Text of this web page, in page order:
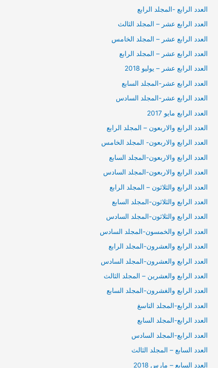
العدد الرابع -المجلد الرابع
العدد الرابع عشر – المجلد الثالث
العدد الرابع عشر – المجلد الخامس
العدد الرابع عشر – المجلد الرابع
العدد الرابع عشر – يوليو 2018
العدد الرابع عشر-المجلد السابع
العدد الرابع عشر-المجلد السادس
العدد الرابع مايو 2017
العدد الرابع والاربعون – المجلد الرابع
العدد الرابع والاربعون- المجلد الخامس
العدد الرابع والاربعون-المجلد السابع
العدد الرابع والاربعون-المجلد السادس
العدد الرابع والثلاثون – المجلد الرابع
العدد الرابع والثلاثون-المجلد السابع
العدد الرابع والثلاثون-المجلد السادس
العدد الرابع والخمسون-المجلد السادس
العدد الرابع والعشرون-المجلد الرابع
العدد الرابع والعشرون-المجلد السادس
العدد الرابع والعشرين – المجلد الثالث
العدد الرابع والغشرون-المجلد السابع
العدد الرابع-المجلد التاسغ
العدد الرابع-المجلد السابع
العدد الرابع-المجلد السادس
العدد السابع – المجلد الثالث
العدد السابع – مارس 2018